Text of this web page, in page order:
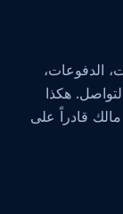
الدفوعات،
هكذا
قادراً على